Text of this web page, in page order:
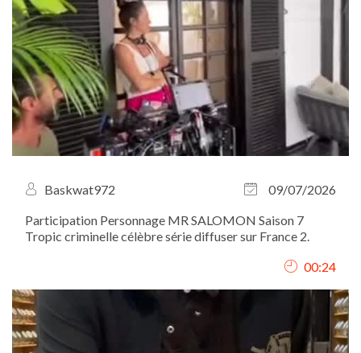
Baskwat972
09/07/2026
Participation Personnage MR SALOMON Saison 7
Tropic criminelle célèbre série diffuser sur France 2.
00:24